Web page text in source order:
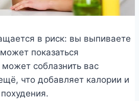
в риск: вы выпиваете
показаться
соблазнить вас
что добавляет калории и